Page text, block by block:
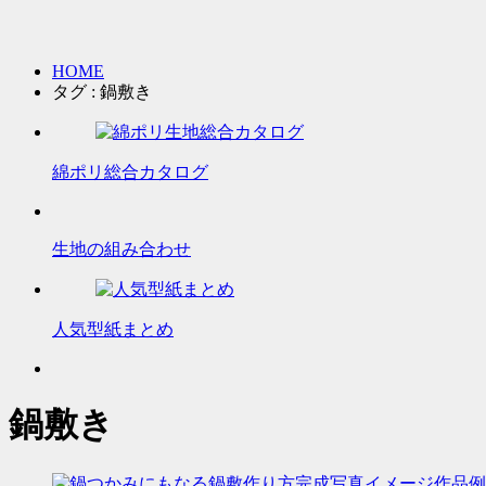
HOME
タグ : 鍋敷き
綿ポリ総合カタログ
生地の組み合わせ
人気型紙まとめ
鍋敷き